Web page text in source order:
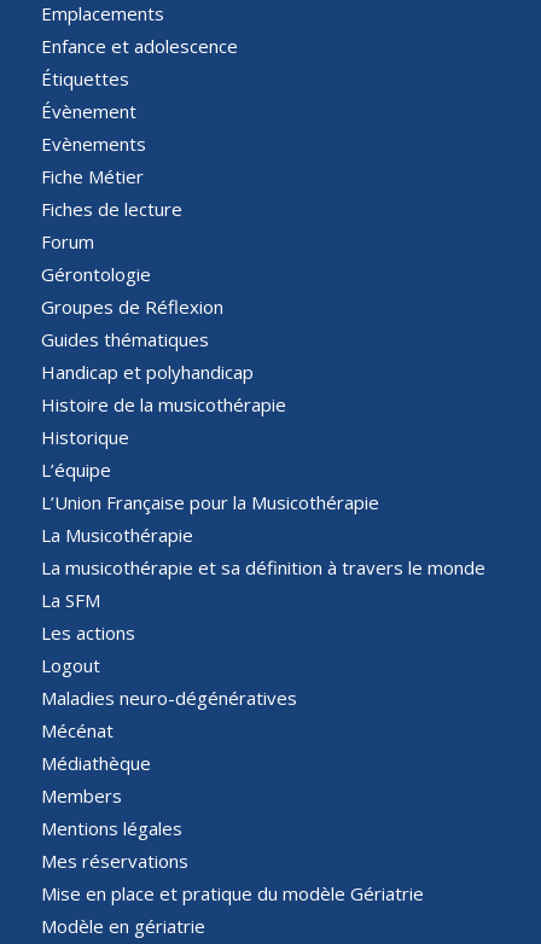
Emplacements
Enfance et adolescence
Étiquettes
Évènement
Evènements
Fiche Métier
Fiches de lecture
Forum
Gérontologie
Groupes de Réflexion
Guides thématiques
Handicap et polyhandicap
Histoire de la musicothérapie
Historique
L’équipe
L’Union Française pour la Musicothérapie
La Musicothérapie
La musicothérapie et sa définition à travers le monde
La SFM
Les actions
Logout
Maladies neuro-dégénératives
Mécénat
Médiathèque
Members
Mentions légales
Mes réservations
Mise en place et pratique du modèle Gériatrie
Modèle en gériatrie